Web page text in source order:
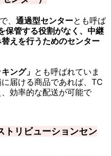
、 通過型センターとも呼ば
保管する役割がなく、中継
えを行うためのセンター
ング」 とも呼ばれていま
届ける商品であれば、TC
効率的な配送が可能で
トリビューションセン